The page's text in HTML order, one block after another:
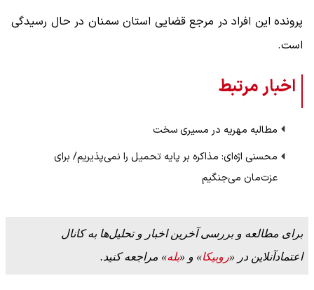
پرونده این افراد در مرجع قضایی استان سمنان در حال رسیدگی
است.
اخبار مرتبط
مطالبه مهریه در مسیری سخت
محسنی اژه‌ای: مذاکره بر پایه تحمیل را نمی‌پذیریم/ برای
عزت‌مان می‌جنگیم
برای مطالعه و بررسی آخرین اخبار و تحلیل‌ها به کانال
اعتمادآنلاین در «روبیکا» و «بله» مراجعه کنید.